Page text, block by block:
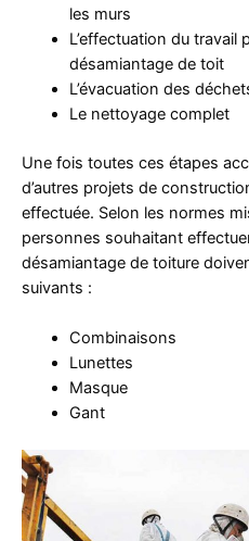
les murs
L’effectuation du travail
désamiantage de toit
L’évacuation des
Le nettoyage complet
Une fois toutes ces étapes
d’autres projets de
effectuée. Selon les normes
personnes souhaitant
désamiantage de toiture
suivants :
Combinaisons
Lunettes
Masque
Gant